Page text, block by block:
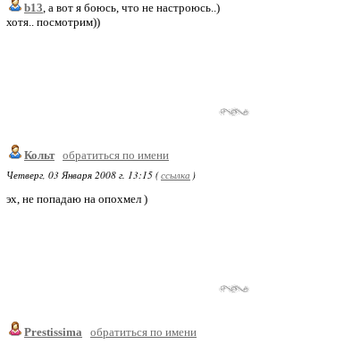
b13, а вот я боюсь, что не настроюсь..)
хотя.. посмотрим))
Кольт обратиться по имени
Четверг, 03 Января 2008 г. 13:15 (ссылка )
эх, не попадаю на опохмел )
Prestissima
обратиться по имени